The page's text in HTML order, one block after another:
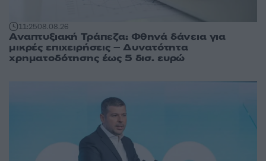
11:2508.08.26
Αναπτυξιακή Τράπεζα: Φθηνά δάνεια για
μικρές επιχειρήσεις – Δυνατότητα
χρηματοδότησης έως 5 δισ. ευρώ